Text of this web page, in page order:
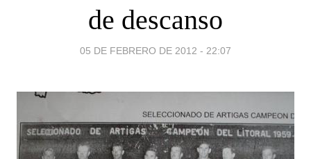
de descanso
05 DE FEBRERO DE 2012 - 22:07